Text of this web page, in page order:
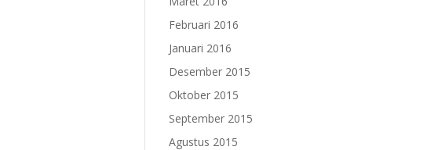
Februari 2016
Januari 2016
Desember 2015
Oktober 2015
September 2015
Agustus 2015